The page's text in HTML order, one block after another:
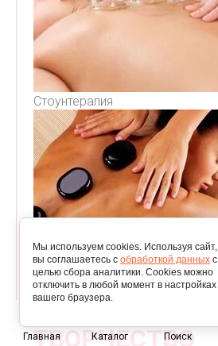
Стоунтерапия
ТВОРЧЕСТВО
Главная Каталог Поиск
Мы используем cookies. Используя сайт,
вы соглашаетесь с обработкой данных с
целью сбора аналитики. Cookies можно
отключить в любой момент в настройках
вашего браузера.